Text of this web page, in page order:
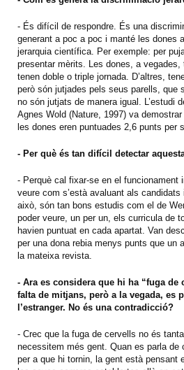
- És difícil de respondre. És una
generant a poc a poc i manté les dones
jerarquia científica. Per exemple: per
presentar mèrits. Les dones, a
tenen doble o triple jornada. D’altres,
però són jutjades pels seus parells, que
no són jutjats de manera igual. L’estudi
Agnes Wold (Nature, 1997) va
les dones eren puntuades 2,6 punts per
- Per què és tan difícil detectar
- Perquè cal fixar-se en el funcionament
veure com s’està avaluant als
això, són tan bons estudis com el de
poder veure, un per un, els curricula de
havien puntuat en cada apartat. Van
per una dona rebia menys punts que un
la mateixa revista.
- Ara es considera que hi ha “fuga de
falta de mitjans, però a la vegada, es
l’estranger. No és una contradicció?
- Crec que la fuga de cervells no és
necessitem més gent. Quan es parla de
per a que hi tornin, la gent està pensant